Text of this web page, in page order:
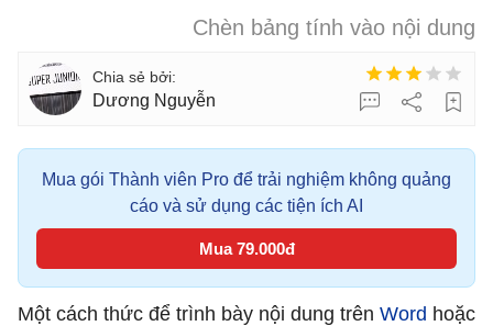
Chèn bảng tính vào nội dung
Dương Nguyễn
Mua gói Thành viên Pro để trải nghiệm không quảng
cáo và sử dụng các tiện ích AI
Mua 79.000đ
Một cách thức để trình bày nội dung trên Word hoặc